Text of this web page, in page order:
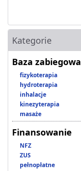
Kategorie
Baza zabiegowa
fizykoterapia
hydroterapia
inhalacje
kinezyterapia
masaże
Finansowanie
NFZ
ZUS
pełnopłatne